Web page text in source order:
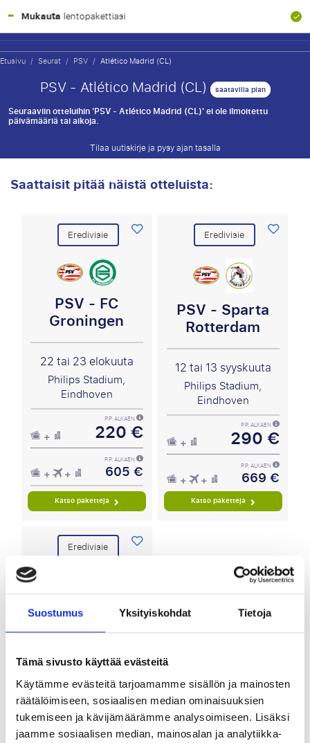
Suostumus Yksityiskohdat Tietoja
Tämä sivusto käyttää evästeitä
Käytämme evästeitä tarjoamamme sisällön ja mainosten
räätälöimiseen, sosiaalisen median ominaisuuksien
tukemiseen ja kävijämäärämme analysoimiseen. Lisäksi
jaamme sosiaalisen median, mainosalan ja analytiikka-
100% taloudellinen
Etusivu / Seurat / PSV / Atlético Madrid (CL)
PSV - Atlético Madrid (CL) saatavilla pian
Seuraaviin otteluihin 'PSV - Atlético Madrid (CL)' ei ole ilmoitettu
päivämääriä tai aikoja.
Tilaa uutiskirje ja pysy ajan tasalla
Saattaisit pitää näistä otteluista:
Eredivisie
PSV - FC
Groningen
22 tai 23 elokuuta
Philips Stadium,
Eindhoven
P.P. ALKAEN
220 €
P.P. ALKAEN
605 €
Katso paketteja
Eredivisie
PSV - Sparta
Rotterdam
12 tai 13 syyskuuta
Philips Stadium,
Eindhoven
P.P. ALKAEN
290 €
P.P. ALKAEN
669 €
Katso paketteja
Eredivisie
PSV - SC
Heerenveen
10 tai 11 lokakuuta
Philips Stadium,
Eindhoven
Maksa 50%
tänään!